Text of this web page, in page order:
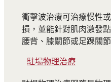
衝擊波治療可治療慢性
損，並能針對肌肉激發
腰背、膝關節或足踝關
駐場物理治療